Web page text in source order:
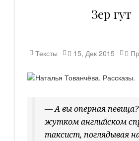
Зер гут
Тексты 15, Дек 2015
— А вы оперная
жутком английском
таксист, поглядывая